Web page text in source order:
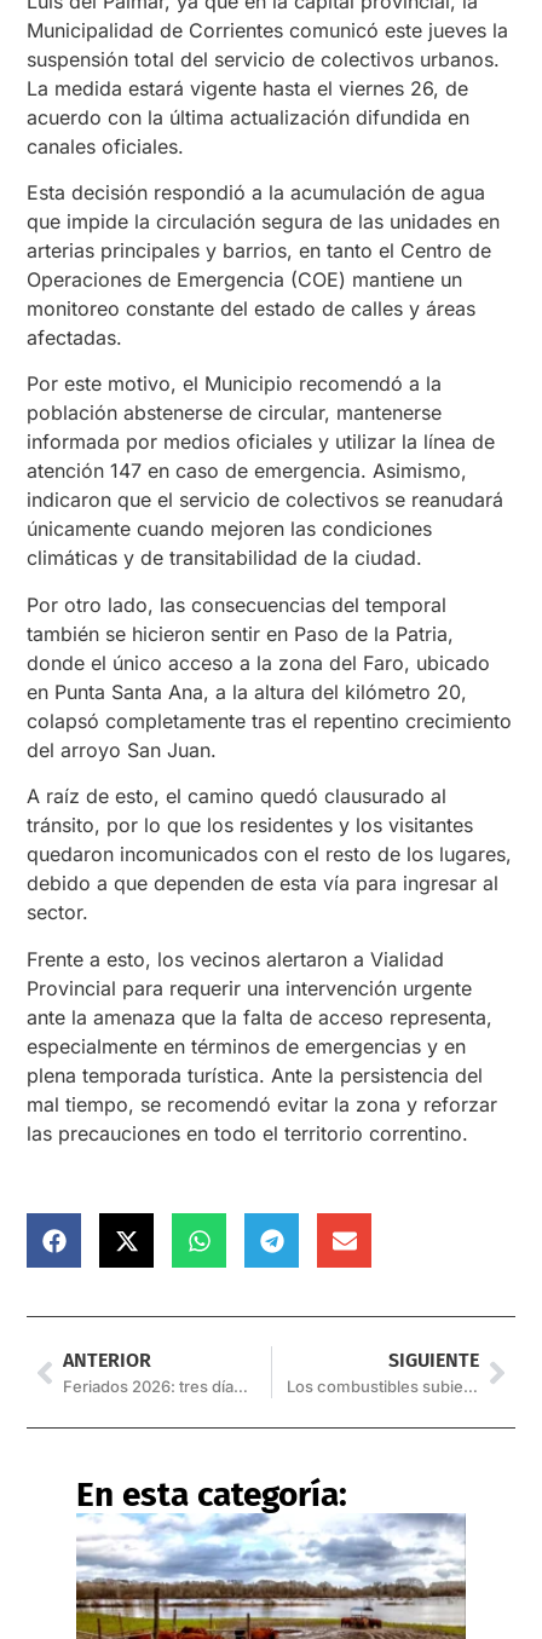
Municipalidad de Corrientes comunicó este jueves la
suspensión total del servicio de colectivos urbanos.
La medida estará vigente hasta el viernes 26, de
acuerdo con la última actualización difundida en
canales oficiales.
Esta decisión respondió a la acumulación de agua
que impide la circulación segura de las unidades en
arterias principales y barrios, en tanto el Centro de
Operaciones de Emergencia (COE) mantiene un
monitoreo constante del estado de calles y áreas
afectadas.
Por este motivo, el Municipio recomendó a la
población abstenerse de circular, mantenerse
informada por medios oficiales y utilizar la línea de
atención 147 en caso de emergencia. Asimismo,
indicaron que el servicio de colectivos se reanudará
únicamente cuando mejoren las condiciones
climáticas y de transitabilidad de la ciudad.
Por otro lado, las consecuencias del temporal
también se hicieron sentir en Paso de la Patria,
donde el único acceso a la zona del Faro, ubicado
en Punta Santa Ana, a la altura del kilómetro 20,
colapsó completamente tras el repentino crecimiento
del arroyo San Juan.
A raíz de esto, el camino quedó clausurado al
tránsito, por lo que los residentes y los visitantes
quedaron incomunicados con el resto de los lugares,
debido a que dependen de esta vía para ingresar al
sector.
Frente a esto, los vecinos alertaron a Vialidad
Provincial para requerir una intervención urgente
ante la amenaza que la falta de acceso representa,
especialmente en términos de emergencias y en
plena temporada turística. Ante la persistencia del
mal tiempo, se recomendó evitar la zona y reforzar
las precauciones en todo el territorio correntino.
ANTERIOR
Feriados 2026: tres días no laborables y habrá más fines de semana extralargos
SIGUIENTE
Los combustibles subieron más del 40% en 2025 y superaron a la inflación
En esta categoría: